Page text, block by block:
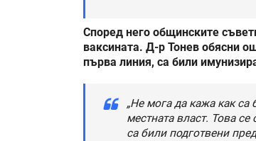
Според него общинските
ваксината. Д-р Тонев обясни
първа линия, са били
„Не мога да кажа как
местната власт. Това
са били подготвени